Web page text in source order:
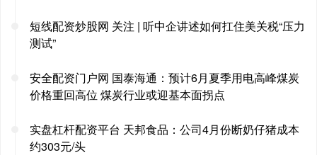
短线配资炒股网 关注 | 听中企讲述如何扛住美关税“压力
测试”
安全配资门户网 国泰海通：预计6月夏季用电高峰煤炭
价格重回高位 煤炭行业或迎基本面拐点
实盘杠杆配资平台 天邦食品：公司4月份断奶仔猪成本
约303元/头